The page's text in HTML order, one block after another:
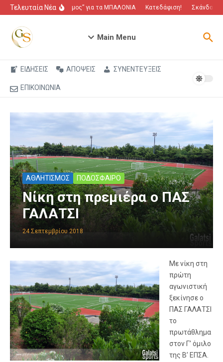
Μετάβαση στο περιεχόμενο
Τελευταία Νέα“Πόλεμος” για τα ΜΠΑΛΟΝΙΑ Κατεδάφιση! Σκάνδαλο
Main Menu
ΕΙΔΗΣΕΙΣ ΑΠΟΨΕΙΣ ΣΥΝΕΝΤΕΥΞΕΙΣ
ΕΠΙΚΟΙΝΩΝΙΑ
ΑΘΛΗΤΙΣΜΟΣ ΠΟΔΟΣΦΑΙΡΟ
Νίκη στη πρεμιέρα ο ΠΑΣ
ΓΑΛΑΤΣΙ
24 Σεπτεμβρίου 2018
Με νίκη στη
πρώτη
αγωνιστική
ξεκίνησε ο
ΠΑΣ ΓΑΛΑΤΣΙ
το
πρωτάθλημα
στον Γ’ όμιλο
της Β’ ΕΠΣΑ.